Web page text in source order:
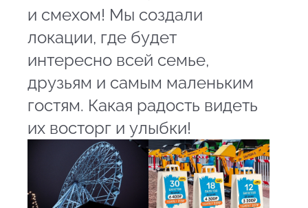
и смехом! Мы создали
локации, где будет
интересно всей семье,
друзьям и самым маленьким
гостям. Какая радость видеть
их восторг и улыбки!